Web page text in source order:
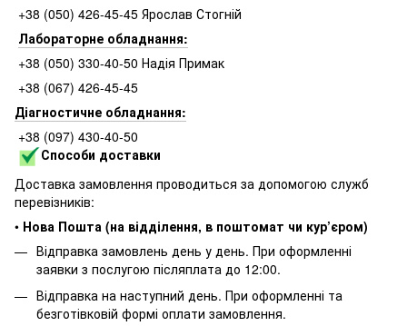
+38 (050) 426-45-45 Ярослав Стогній
Лабораторне обладнання:
+38 (050) 330-40-50 Надія Примак
+38 (067) 426-45-45
Діагностичне обладнання:
+38 (097) 430-40-50
Способи доставки
Доставка замовлення проводиться за допомогою служб
перевізників:
• Нова Пошта (на відділення, в поштомат чи кур’єром)
Відправка замовлень день у день. При оформленні
заявки з послугою післяплата до 12:00.
Відправка на наступний день. При оформленні та
безготівковій формі оплати замовлення.